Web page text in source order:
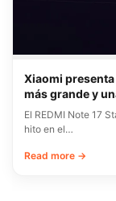
Xiaomi presenta
más grande y
El REDMI Note 17
hito en el…
Read more →